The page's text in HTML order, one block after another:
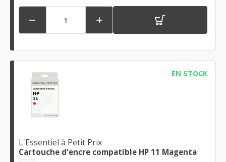
 
EN STOCK
L'Essentiel à Petit Prix
Cartouche d'encre compatible HP 11 Magenta